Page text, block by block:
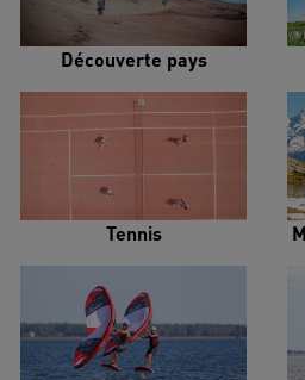
Découverte pays
Tennis